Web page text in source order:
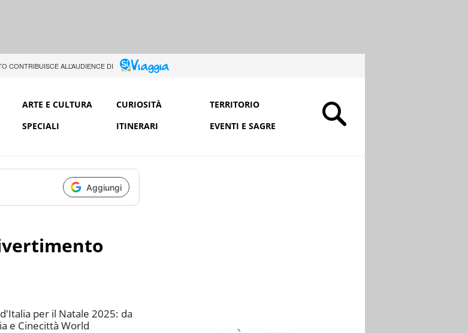
CONTRIBUISCE ALL’AUDIENCE DI
ARTE E CULTURA CURIOSITÀ
TERRITORIO
SPECIALI ITINERARI EVENTI E SAGRE
Aggiungi
per il Natale 2025: da
e Cinecittà World